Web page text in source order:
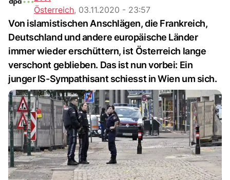
Österreich, 03.11.2020 - 23:57
Von islamistischen Anschlägen, die Frankreich,
Deutschland und andere europäische Länder
immer wieder erschüttern, ist Österreich lange
verschont geblieben. Das ist nun vorbei: Ein
junger IS-Sympathisant schiesst in Wien um sich.